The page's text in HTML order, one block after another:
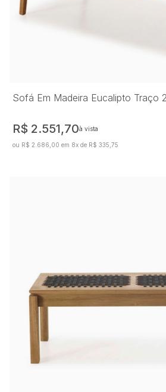
Sofá Em Madeira Eucalipto Traço
R$ 2.551,70à vista
ou R$ 2.686,00 em 8x de R$ 335,75